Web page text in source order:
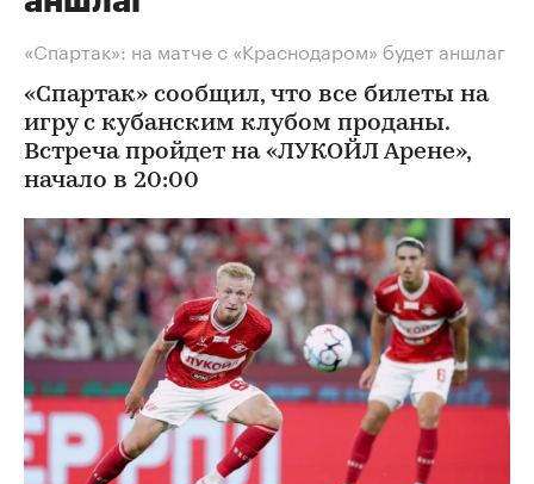
«Спартак»: на матче с «Краснодаром» будет аншлаг
«Спартак» сообщил, что все билеты на
игру с кубанским клубом проданы.
Встреча пройдет на «ЛУКОЙЛ Арене»,
начало в 20:00